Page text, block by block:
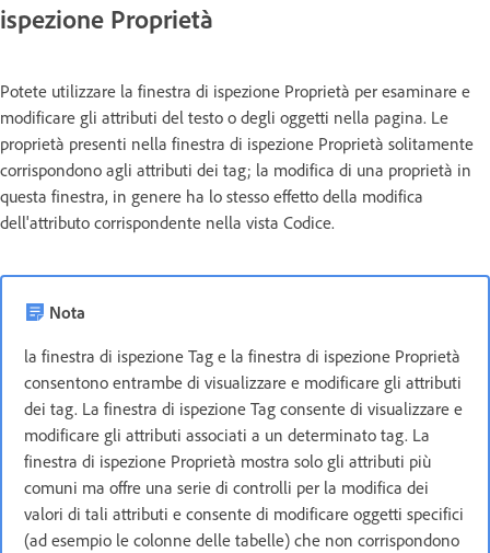
ispezione Proprietà
Potete utilizzare la finestra di ispezione Proprietà per esaminare e
modificare gli attributi del testo o degli oggetti nella pagina. Le
proprietà presenti nella finestra di ispezione Proprietà solitamente
corrispondono agli attributi dei tag; la modifica di una proprietà in
questa finestra, in genere ha lo stesso effetto della modifica
dell'attributo corrispondente nella vista Codice.
Nota
la finestra di ispezione Tag e la finestra di ispezione Proprietà
consentono entrambe di visualizzare e modificare gli attributi
dei tag. La finestra di ispezione Tag consente di visualizzare e
modificare gli attributi associati a un determinato tag. La
finestra di ispezione Proprietà mostra solo gli attributi più
comuni ma offre una serie di controlli per la modifica dei
valori di tali attributi e consente di modificare oggetti specifici
(ad esempio le colonne delle tabelle) che non corrispondono